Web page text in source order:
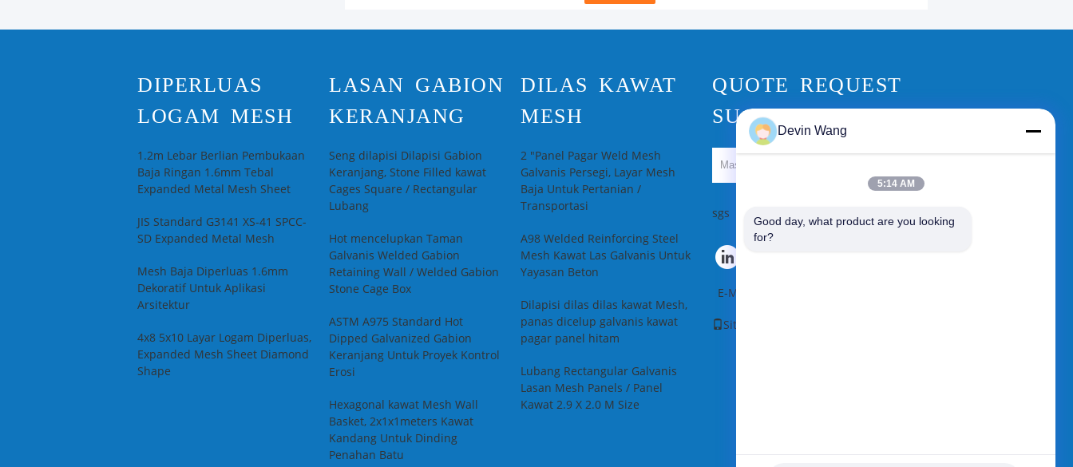
DIPERLUAS
LOGAM MESH
1.2m Lebar Berlian Pembukaan
Baja Ringan 1.6mm Tebal
Expanded Metal Mesh Sheet
JIS Standard G3141 XS-41 SPCC-
SD Expanded Metal Mesh
Mesh Baja Diperluas 1.6mm
Dekoratif Untuk Aplikasi
Arsitektur
4x8 5x10 Layar Logam Diperluas,
Expanded Mesh Sheet Diamond
Shape
LASAN GABION
KERANJANG
Seng dilapisi Dilapisi Gabion
Keranjang, Stone Filled kawat
Cages Square / Rectangular
Lubang
Hot mencelupkan Taman
Galvanis Welded Gabion
Retaining Wall / Welded Gabion
Stone Cage Box
ASTM A975 Standard Hot
Dipped Galvanized Gabion
Keranjang Untuk Proyek Kontrol
Erosi
Hexagonal kawat Mesh Wall
Basket, 2x1x1meters Kawat
Kandang Untuk Dinding
Penahan Batu
DILAS KAWAT
MESH
2 "Panel Pagar Weld Mesh
Galvanis Persegi, Layar Mesh
Baja Untuk Pertanian /
Transportasi
A98 Welded Reinforcing Steel
Mesh Kawat Las Galvanis Untuk
Yayasan Beton
Dilapisi dilas dilas kawat Mesh,
panas dicelup galvanis kawat
pagar panel hitam
Lubang Rectangular Galvanis
Lasan Mesh Panels / Panel
Kawat 2.9 X 2.0 M Size
QUOTE REQUEST
SUATU
sgs
E-Mail
Situs Seluler
Devin Wang
5:14 AM
Good day, what product are you looking
for?